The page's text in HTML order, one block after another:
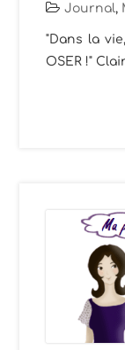
Journal,
"Dans la
OSER !"